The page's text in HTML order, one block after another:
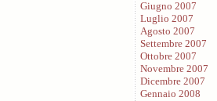
Giugno 2007
Luglio 2007
Agosto 2007
Settembre 2007
Ottobre 2007
Novembre 2007
Dicembre 2007
Gennaio 2008